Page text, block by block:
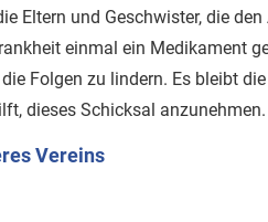
Eltern und Geschwister, die
einmal ein Medikament
Folgen zu lindern. Es bleibt
dieses Schicksal anzunehmen.
Vereins